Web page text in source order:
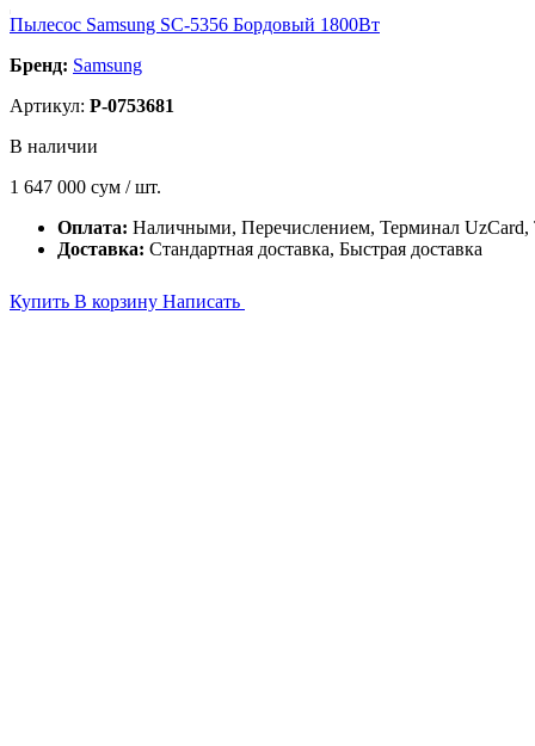
Пылесос Samsung SC-5356 Бордовый 1800Вт
Бренд: Samsung
Артикул: P-0753681
В наличии
1 647 000 сум / шт.
Оплата: Наличными, Перечислением, Терминал
Доставка: Стандартная доставка, Быстрая доставка
Купить В корзину Написать